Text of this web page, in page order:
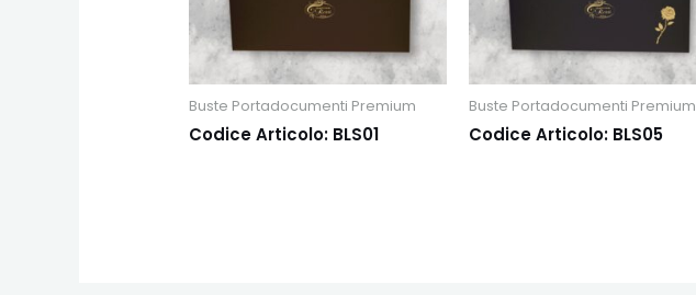
Buste Portadocumenti Premium
Codice Articolo: BLS01
Buste Portadocumenti Premium
Codice Articolo: BLS05